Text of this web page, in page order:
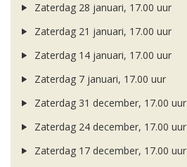
Zaterdag 28 januari, 17.00 uur
Zaterdag 21 januari, 17.00 uur
Zaterdag 14 januari, 17.00 uur
Zaterdag 7 januari, 17.00 uur
Zaterdag 31 december, 17.00 uur
Zaterdag 24 december, 17.00 uur
Zaterdag 17 december, 17.00 uur